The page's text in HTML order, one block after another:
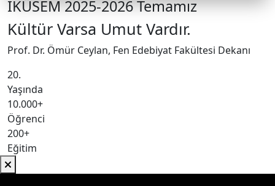
İKÜSEM 2025-2026 Temamız
Kültür Varsa Umut Vardır.
Prof. Dr. Ömür Ceylan, Fen Edebiyat Fakültesi Dekanı
20.
Yaşında
10.000+
Öğrenci
200+
Eğitim